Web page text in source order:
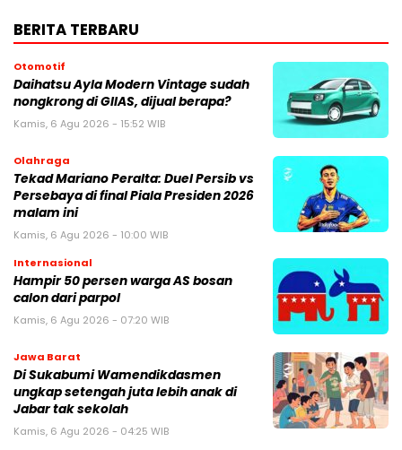
BERITA TERBARU
Otomotif
Daihatsu Ayla Modern Vintage sudah
nongkrong di GIIAS, dijual berapa?
Kamis, 6 Agu 2026 - 15:52 WIB
Olahraga
Tekad Mariano Peralta: Duel Persib vs
Persebaya di final Piala Presiden 2026
malam ini
Kamis, 6 Agu 2026 - 10:00 WIB
Internasional
Hampir 50 persen warga AS bosan
calon dari parpol
Kamis, 6 Agu 2026 - 07:20 WIB
Jawa Barat
Di Sukabumi Wamendikdasmen
ungkap setengah juta lebih anak di
Jabar tak sekolah
Kamis, 6 Agu 2026 - 04:25 WIB